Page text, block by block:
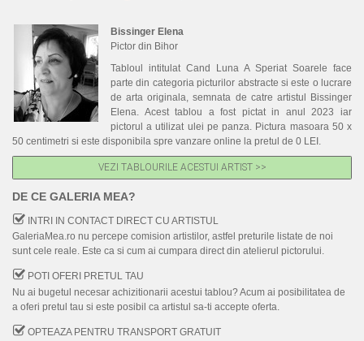
Bissinger Elena
Pictor din Bihor
Tabloul intitulat Cand Luna A Speriat Soarele face
parte din categoria picturilor abstracte si este o lucrare
de arta originala, semnata de catre artistul Bissinger
Elena. Acest tablou a fost pictat in anul 2023 iar
pictorul a utilizat ulei pe panza. Pictura masoara 50 x
50 centimetri si este disponibila spre vanzare online la pretul de 0 LEI.
VEZI TABLOURILE ACESTUI ARTIST >>
DE CE GALERIA MEA?
INTRI IN CONTACT DIRECT CU ARTISTUL
GaleriaMea.ro nu percepe comision artistilor, astfel preturile listate de noi
sunt cele reale. Este ca si cum ai cumpara direct din atelierul pictorului.
POTI OFERI PRETUL TAU
Nu ai bugetul necesar achizitionarii acestui tablou? Acum ai posibilitatea de
a oferi pretul tau si este posibil ca artistul sa-ti accepte oferta.
OPTEAZA PENTRU TRANSPORT GRATUIT